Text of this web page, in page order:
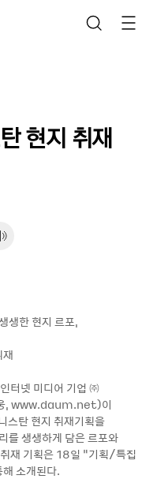
현지 취재
생한 현지 르포,
넷 미디어 기업 ㈜
웅, www.daum.net)이
스탄 현지 취재기획을
를 생생하게 담은 르포와
재 기획은 18일 “기획/특집
소개된다.